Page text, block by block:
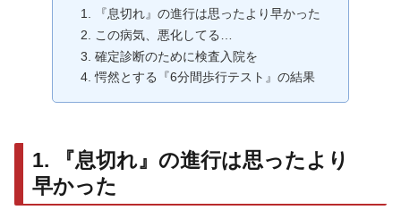
1. 『息切れ』の進行は思ったより早かった
2. この病気、悪化してる…
3. 確定診断のために検査入院を
4. 愕然とする『6分間歩行テスト』の結果
1. 『息切れ』の進行は思ったより
早かった